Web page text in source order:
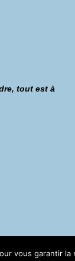
tout est à
vous garantir